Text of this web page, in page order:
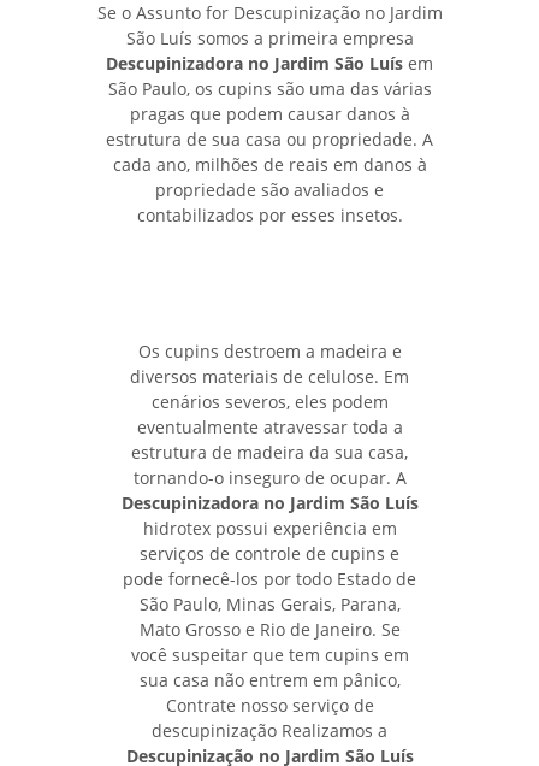
Se o Assunto for Descupinização no Jardim
São Luís somos a primeira empresa
Descupinizadora no Jardim São Luís em
São Paulo, os cupins são uma das várias
pragas que podem causar danos à
estrutura de sua casa ou propriedade. A
cada ano, milhões de reais em danos à
propriedade são avaliados e
contabilizados por esses insetos.
Os cupins destroem a madeira e
diversos materiais de celulose. Em
cenários severos, eles podem
eventualmente atravessar toda a
estrutura de madeira da sua casa,
tornando-o inseguro de ocupar. A
Descupinizadora no Jardim São Luís
hidrotex possui experiência em
serviços de controle de cupins e
pode fornecê-los por todo Estado de
São Paulo, Minas Gerais, Parana,
Mato Grosso e Rio de Janeiro. Se
você suspeitar que tem cupins em
sua casa não entrem em pânico,
Contrate nosso serviço de
descupinização Realizamos a
Descupinização no Jardim São Luís